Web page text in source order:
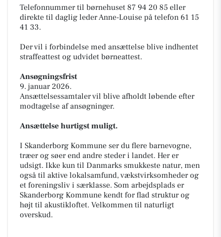
Telefonnummer til børnehuset 87 94 20 85 eller
direkte til daglig leder Anne-Louise på telefon 61 15
41 33.
Der vil i forbindelse med ansættelse blive indhentet
straffeattest og udvidet børneattest.
Ansøgningsfrist
9. januar 2026.
Ansættelsessamtaler vil blive afholdt løbende efter
modtagelse af ansøgninger.
Ansættelse hurtigst muligt.
I Skanderborg Kommune ser du flere barnevogne,
træer og søer end andre steder i landet. Her er
udsigt. Ikke kun til Danmarks smukkeste natur, men
også til aktive lokalsamfund, vækstvirksomheder og
et foreningsliv i særklasse. Som arbejdsplads er
Skanderborg Kommune kendt for flad struktur og
højt til akustikloftet. Velkommen til naturligt
overskud.